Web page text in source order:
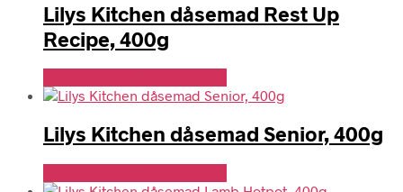
Lilys Kitchen dåsemad Rest Up
Recipe, 400g
Lilys Kitchen dåsemad Senior, 400g